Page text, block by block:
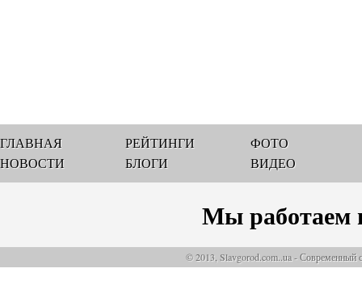
ГЛАВНАЯ
НОВОСТИ
РЕЙТИНГИ
БЛОГИ
ФОТО
ВИДЕО
Мы работаем
© 2013, Slavgorod.com..ua - Современный